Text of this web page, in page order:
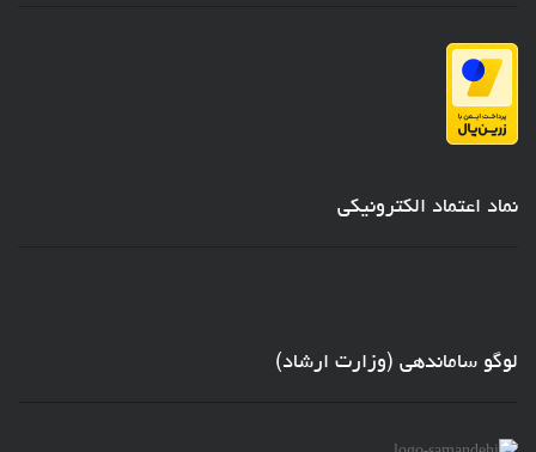
نماد اعتماد الکترونیکی
لوگو ساماندهی (وزارت ارشاد)